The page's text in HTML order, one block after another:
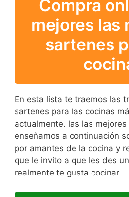
Compra
mejores las
sartenes
En esta lista te traemos las
sartenes para las cocinas
actualmente. las las
enseñamos a continuación
por amantes de la cocina y
que le invito a que les des
realmente te gusta cocinar.